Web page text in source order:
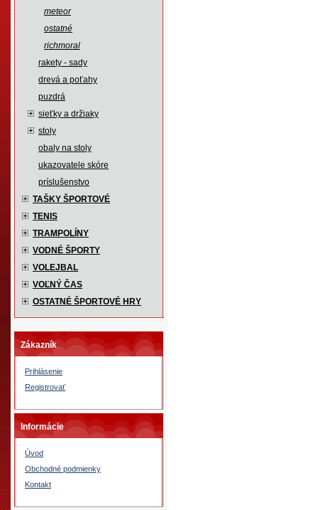
meteor
ostatné
richmoral
rakety - sady
drevá a poťahy
puzdrá
sieťky a držiaky
stoly
obaly na stoly
ukazovatele skóre
príslušenstvo
TAŠKY ŠPORTOVÉ
TENIS
TRAMPOLÍNY
VODNÉ ŠPORTY
VOLEJBAL
VOĽNÝ ČAS
OSTATNÉ ŠPORTOVÉ HRY
Zákazník
Prihlásenie
Registrovať
Informácie
Úvod
Obchodné podmienky
Kontakt